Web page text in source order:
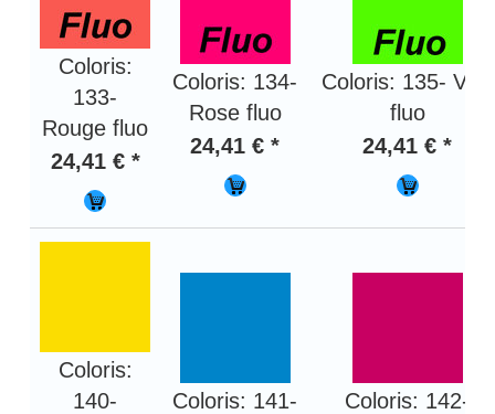
Coloris:
133-
Rouge fluo
24,41 € *
Coloris: 134-
Rose fluo
24,41 € *
Coloris: 135- Vert
fluo
24,41 € *
Coloris:
140-
Coloris: 141-
Coloris: 142-